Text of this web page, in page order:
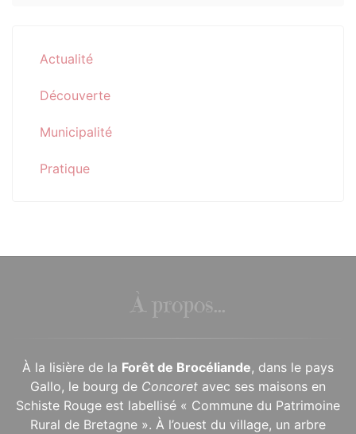
Actualité
Découverte
Municipalité
Pratique
À propos...
À la lisière de la Forêt de Brocéliande, dans le pays
Gallo, le bourg de Concoret avec ses maisons en
Schiste Rouge est labellisé « Commune du Patrimoine
Rural de Bretagne ». À l’ouest du village, un arbre